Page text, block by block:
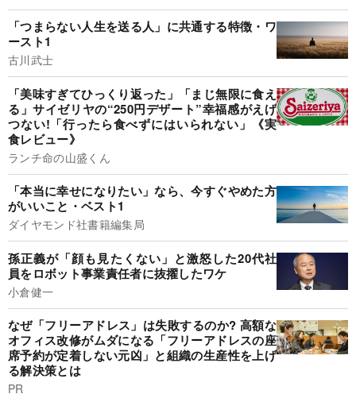
「つまらない人生を送る人」に共通する特徴・ワ
ースト1
古川武士
「美味すぎてひっくり返った」「まじ無限に食え
る」サイゼリヤの“250円デザート”幸福感がえげ
つない!「行ったら食べずにはいられない」《実
食レビュー》
ランチ命の山盛くん
「本当に幸せになりたい」なら、今すぐやめた方
がいいこと・ベスト1
ダイヤモンド社書籍編集局
孫正義が「顔も見たくない」と激怒した20代社
員をロボット事業責任者に抜擢したワケ
小倉健一
なぜ「フリーアドレス」は失敗するのか? 高額な
オフィス改修がムダになる「フリーアドレスの座
席予約が定着しない元凶」と組織の生産性を上げ
る解決策とは
PR